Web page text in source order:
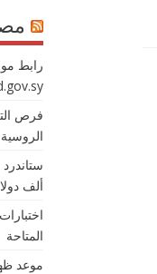
رابط
فرص
الروسية
ألف
المتاحة